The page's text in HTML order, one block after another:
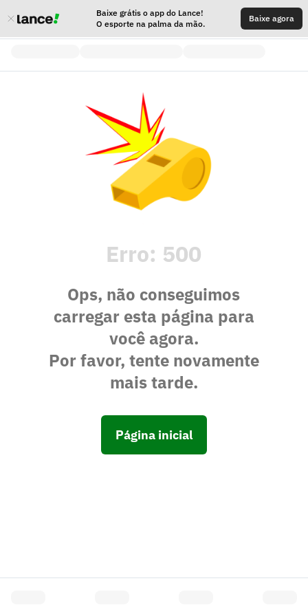
Baixe grátis o app do Lance!
O esporte na palma da mão.
Baixe agora
Erro: 500
Ops, não conseguimos
carregar esta página para
você agora.
Por favor, tente novamente
mais tarde.
Página inicial